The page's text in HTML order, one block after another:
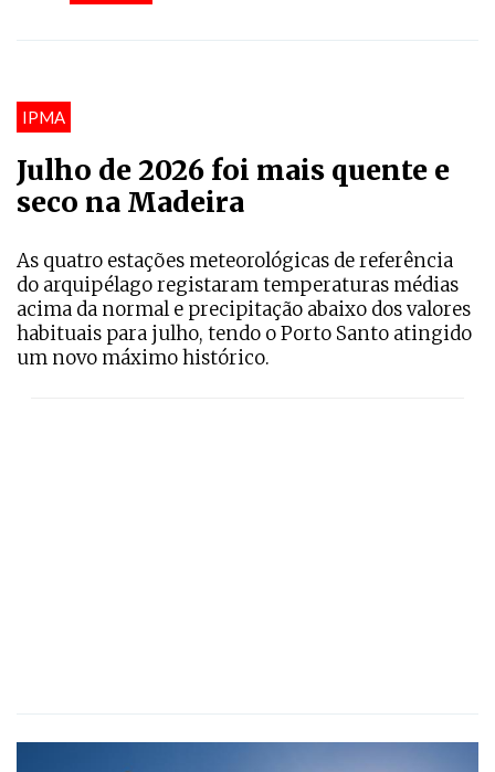
IPMA
Julho de 2026 foi mais quente e
seco na Madeira
As quatro estações meteorológicas de referência
do arquipélago registaram temperaturas médias
acima da normal e precipitação abaixo dos valores
habituais para julho, tendo o Porto Santo atingido
um novo máximo histórico.